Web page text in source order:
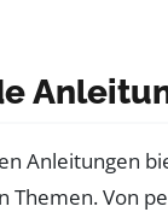
Anleitungen
Themen. Von